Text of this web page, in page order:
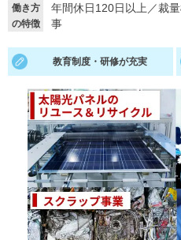
就活ニュースペーパー
就活時事ニュースを更新
働き方
の特徴
年間休日120日以上 ／裁
事
教育制度・研修が充実